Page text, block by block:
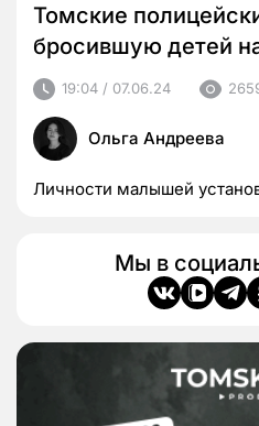
Томские
бросившую детей
19:04 / 07.06.24
Ольга Андреева
Личности малышей
Мы в